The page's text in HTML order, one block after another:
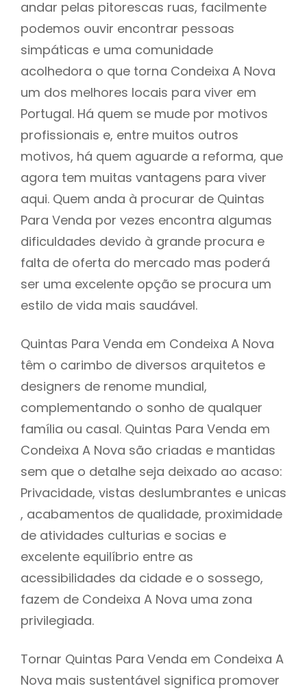
andar pelas pitorescas ruas, facilmente
podemos ouvir encontrar pessoas
simpáticas e uma comunidade
acolhedora o que torna Condeixa A Nova
um dos melhores locais para viver em
Portugal. Há quem se mude por motivos
profissionais e, entre muitos outros
motivos, há quem aguarde a reforma, que
agora tem muitas vantagens para viver
aqui. Quem anda à procurar de Quintas
Para Venda por vezes encontra algumas
dificuldades devido à grande procura e
falta de oferta do mercado mas poderá
ser uma excelente opção se procura um
estilo de vida mais saudável.
Quintas Para Venda em Condeixa A Nova
têm o carimbo de diversos arquitetos e
designers de renome mundial,
complementando o sonho de qualquer
família ou casal. Quintas Para Venda em
Condeixa A Nova são criadas e mantidas
sem que o detalhe seja deixado ao acaso:
Privacidade, vistas deslumbrantes e unicas
, acabamentos de qualidade, proximidade
de atividades culturias e socias e
excelente equilíbrio entre as
acessibilidades da cidade e o sossego,
fazem de Condeixa A Nova uma zona
privilegiada.
Tornar Quintas Para Venda em Condeixa A
Nova mais sustentável significa promover